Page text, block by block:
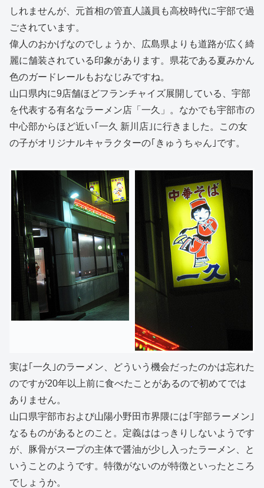
しれませんが、元首相の管直人議員も高校時代に宇部で過
ごされています。
偉人のおかげなのでしょうか、広島県よりも道路が広く綺
麗に舗装されている印象があります。県花である夏みかん
色のガードレールもおなじみですね。
山口県内に9店舗ほどフランチャイズ展開している、宇部
を代表する有名なラーメン店「一久」。なかでも宇部市の
中心部からほど近い｢一久 新川店｣に行きました。この女
の子がオリジナルキャラクターの｢きゅうちゃん｣です。
実は｢一久｣のラーメン、どういう機会だったのかは忘れた
のですが20年以上前に食べたことがあるので初めてでは
ありません。
山口県宇部市および山陽小野田市界隈には｢宇部ラーメン｣
なるものがあるとのこと。定義ははっきりしないようです
が、豚骨がスープの主体で醤油が少し入ったラーメン、と
いうことのようです。特徴がないのが特徴といったところ
でしょうか。